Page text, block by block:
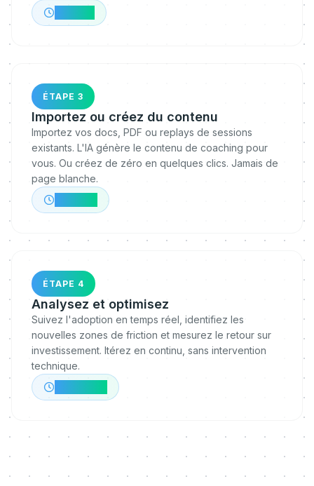
ÉTAPE 3
Importez ou créez du contenu
Importez vos docs, PDF ou replays de sessions
existants. L'IA génère le contenu de coaching pour
vous. Ou créez de zéro en quelques clics. Jamais de
page blanche.
ÉTAPE 4
Analysez et optimisez
Suivez l'adoption en temps réel, identifiez les
nouvelles zones de friction et mesurez le retour sur
investissement. Itérez en continu, sans intervention
technique.